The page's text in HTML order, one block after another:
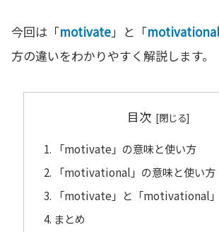
今回は「motivate」と「motivational
方の違いをわかりやすく解説します。
目次
「motivate」の意味と使い方
「motivational」の意味と使い方
「motivate」と「motivational
まとめ